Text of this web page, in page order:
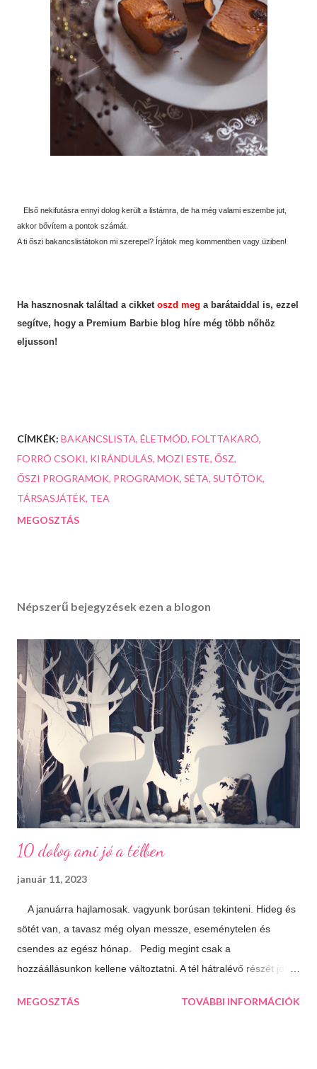
Első nekifutásra ennyi dolog került a listámra, de ha még valami eszembe jut,
akkor bővítem a pontok számát.
A ti őszi bakancslistátokon mi szerepel? Írjátok meg kommentben vagy üziben!
Ha hasznosnak találtad a cikket oszd meg a barátaiddal is, ezzel
segítve, hogy a Premium Barbie blog híre még több nőhöz
eljusson!
CÍMKÉK: BAKANCSLISTA ÉLETMÓD FOLTTAKARÓ
FORRÓ CSOKI KIRÁNDULÁS MOZI ESTE ŐSZ
ŐSZI PROGRAMOK PROGRAMOK SÉTA SUTŐTÖK
TÁRSASJÁTÉK TEA
MEGOSZTÁS
Népszerű bejegyzések ezen a blogon
10 dolog ami jó a télben
január 11, 2023
A januárra hajlamosak. vagyunk borúsan tekinteni. Hideg és
sötét van, a tavasz még olyan messze, eseménytelen és
csendes az egész hónap. Pedig megint csak a
hozzáállásunkon kellene változtatni. A tél hátralévő részét jól is
ami jó a télben: Végtelen mozizós estek Hamar sötétedik, ha
MEGOSZTÁS TOVÁBBI INFORMÁCIÓK